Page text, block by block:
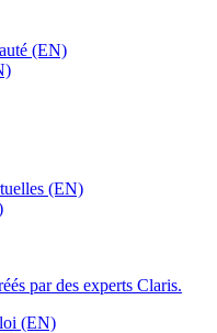
(EN)
(EN)
par des experts Claris.
(EN)